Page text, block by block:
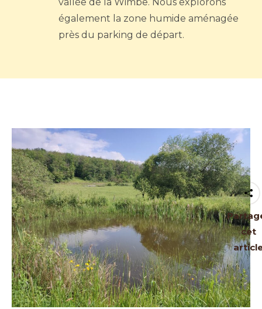
également la zone humide aménagée
près du parking de départ.
cet